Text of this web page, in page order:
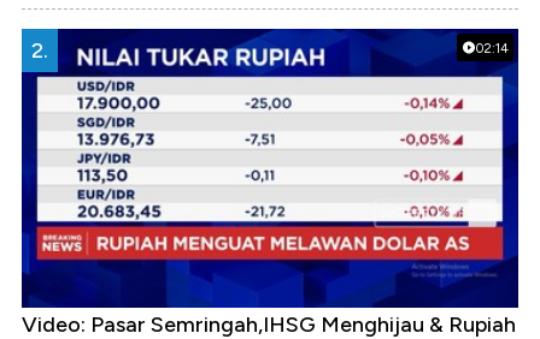
02:14
2.
Video: Pasar Semringah,IHSG Menghijau & Rupiah